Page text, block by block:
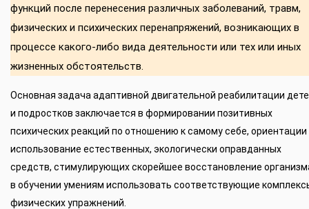
функций после перенесения различных заболеваний, травм,
физических и психических перенапряжений, возникающих в
процессе какого-либо вида деятельности или тех или иных
жизненных обстоятельств.
Основная задача адаптивной двигательной реабилитации
и подростков заключается в формировании позитивных
психических реакций по отношению к самому себе, ориентации
использование естественных, экологически оправданных
средств, стимулирующих скорейшее восстановление
в обучении умениям использовать соответствующие
физических упражнений.